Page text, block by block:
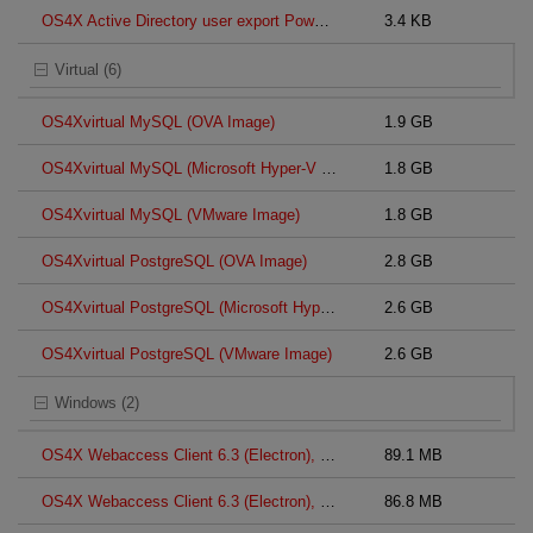
OS4X Active Directory user export Powershell script 3.4 KB
Virtual (6)
OS4Xvirtual MySQL (OVA Image) 1.9 GB
1.8 GB
OS4Xvirtual MySQL (VMware Image) 1.8 GB
OS4Xvirtual PostgreSQL (OVA Image) 2.8 GB
2.6 GB
OS4Xvirtual PostgreSQL (VMware Image) 2.6 GB
Windows (2)
89.1 MB
86.8 MB